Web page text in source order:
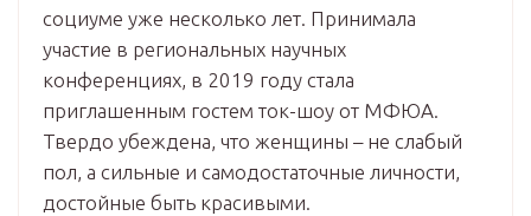
социуме уже несколько лет. Принимала
участие в региональных научных
конференциях, в 2019 году стала
приглашенным гостем ток-шоу от МФЮА.
Твердо убеждена, что женщины – не слабый
пол, а сильные и самодостаточные личности,
достойные быть красивыми.